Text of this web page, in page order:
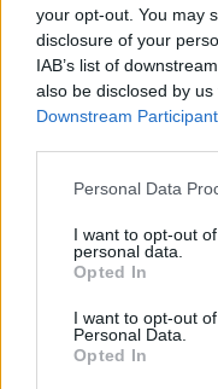
your opt-out. You may
disclosure of your
IAB’s list of
also be disclosed by
Downstream
Personal Data
I want to opt-out
personal data.
Opted In
I want to opt-out
Personal Data.
Opted In